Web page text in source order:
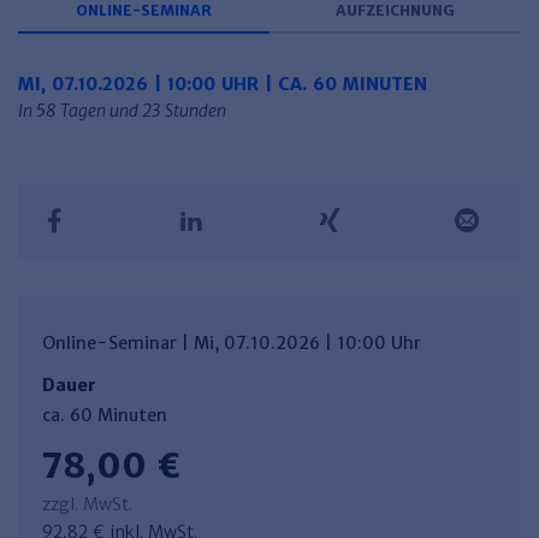
ONLINE-SEMINAR AUFZEICHNUNG
MI, 07.10.2026 | 10:00 UHR | CA. 60 MINUTEN
In 58 Tagen und 23 Stunden
Online-Seminar | Mi, 07.10.2026 | 10:00 Uhr
Dauer
ca. 60 Minuten
78,00 €
zzgl. MwSt.
92,82 € inkl. MwSt.